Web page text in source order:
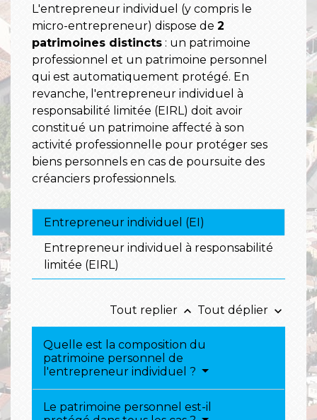
L'entrepreneur individuel (y compris le
micro-entrepreneur) dispose de 2
patrimoines distincts : un patrimoine
professionnel et un patrimoine personnel
qui est automatiquement protégé. En
revanche, l'entrepreneur individuel à
responsabilité limitée (EIRL) doit avoir
constitué un patrimoine affecté à son
activité professionnelle pour protéger ses
biens personnels en cas de poursuite des
créanciers professionnels.
Entrepreneur individuel (EI)
Entrepreneur individuel à responsabilité
limitée (EIRL)
Tout replier keyboard_arrow_up Tout déplier keyboard_arrow_down
Quelle est la composition du
patrimoine personnel de
l'entrepreneur individuel ?
Le patrimoine personnel est-il